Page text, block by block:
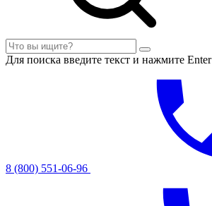
Для поиска введите текст и нажмите Enter
8 (800) 551-06-96